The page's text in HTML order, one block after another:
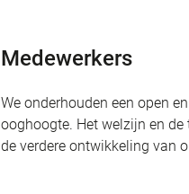
Medewerkers
We onderhouden een open
ooghoogte. Het welzijn en
de verdere ontwikkeling van